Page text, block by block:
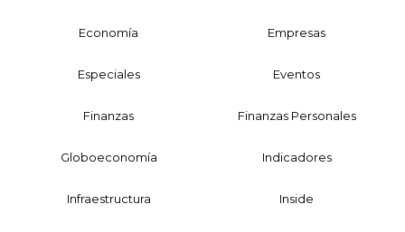
Economía Empresas
Especiales Eventos
Finanzas Finanzas Personales
Globoeconomía Indicadores
Infraestructura Inside